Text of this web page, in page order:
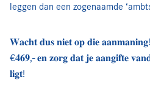
leggen dan een zogenaamde
𝐖𝐚𝐜𝐡𝐭 𝐝𝐮𝐬 𝐧𝐢𝐞𝐭 𝐨𝐩 𝐝𝐢𝐞
€𝟒𝟔𝟗,- 𝐞𝐧 𝐳𝐨𝐫𝐠 𝐝𝐚𝐭 𝐣𝐞 𝐚𝐚𝐧𝐠𝐢𝐟𝐭𝐞
𝐥𝐢𝐠𝐭!